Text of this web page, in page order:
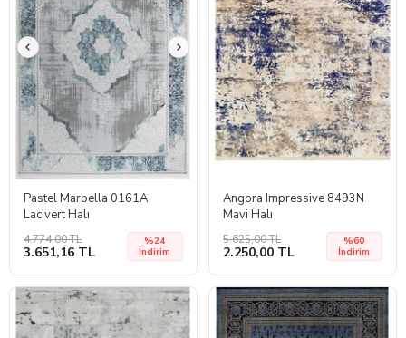
Pastel Marbella 0161A
Lacivert Halı
4.774,00 TL
3.651,16 TL
%24
İndirim
Angora Impressive 8493N
Mavi Halı
5.625,00 TL
2.250,00 TL
%60
İndirim